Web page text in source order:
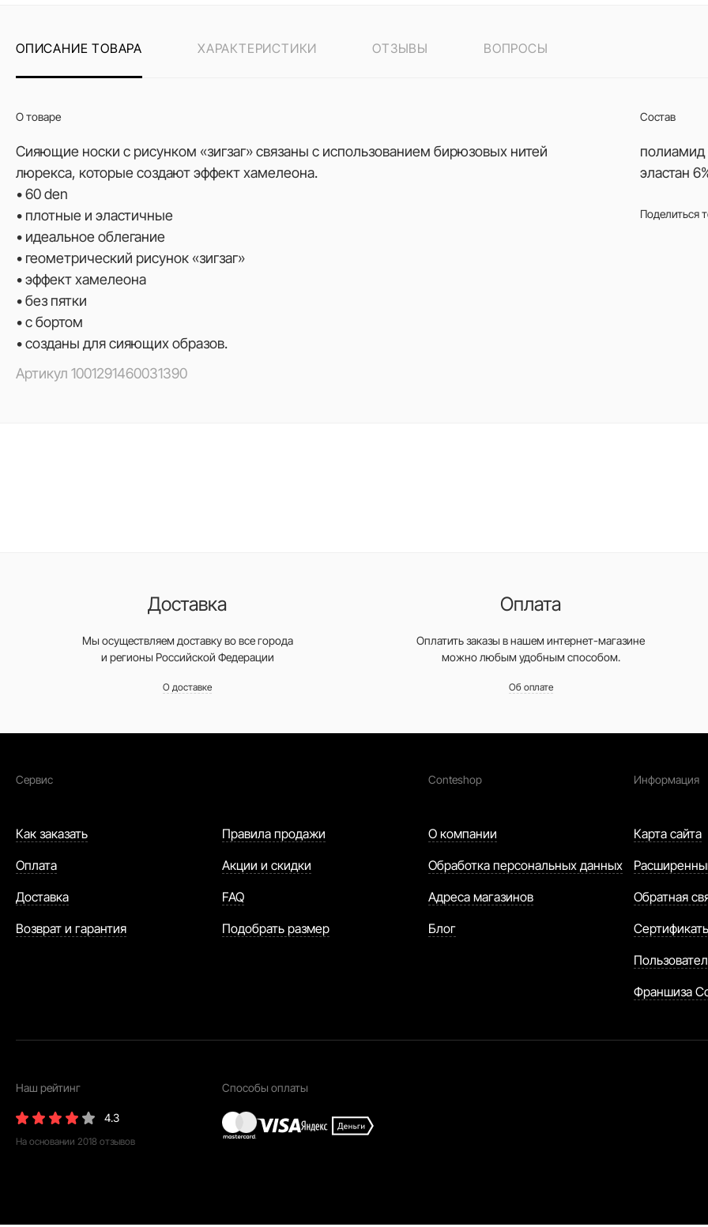
ОПИСАНИЕ ТОВАРА ХАРАКТЕРИСТИКИ ОТЗЫВЫ ВОПРОСЫ
О товаре
Сияющие носки с рисунком «зигзаг» связаны с использованием бирюзовых нитей
люрекса, которые создают эффект хамелеона.
• 60 den
• плотные и эластичные
• идеальное облегание
• геометрический рисунок «зигзаг»
• эффект хамелеона
• без пятки
• с бортом
• созданы для сияющих образов.
Артикул 1001291460031390
Состав
полиамид
эластан
Поделиться
Доставка
Мы осуществляем доставку во все города
и регионы Российской Федерации
О доставке
Оплата
Оплатить заказы в нашем интернет-магазине
можно любым удобным способом.
Об оплате
Сервис
Как заказать
Оплата
Доставка
Возврат и гарантия
Правила продажи
Акции и скидки
FAQ
Подобрать размер
Conteshop
О компании
Обработка персональных данных
Адреса магазинов
Блог
Информация
Карта сайта
Обратная
Франшиза
Наш рейтинг
4.3
На основании 2018 отзывов
Способы оплаты